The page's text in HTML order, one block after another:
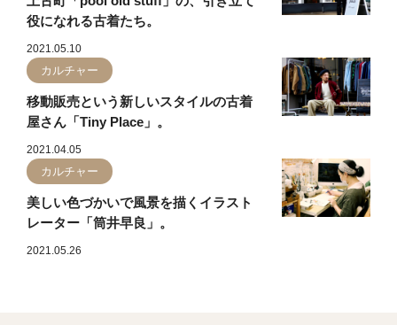
役になれる古着たち。
2021.05.10
カルチャー
移動販売という新しいスタイルの古着
屋さん「Tiny Place」。
2021.04.05
カルチャー
美しい色づかいで風景を描くイラスト
レーター「筒井早良」。
2021.05.26